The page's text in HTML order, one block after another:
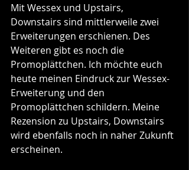
Mit Wessex und Upstairs,
Downstairs sind mittlerweile zwei
Erweiterungen erschienen. Des
Weiteren gibt es noch die
Promoplättchen. Ich möchte euch
heute meinen Eindruck zur Wessex-
Erweiterung und den
Promoplättchen schildern. Meine
Rezension zu Upstairs, Downstairs
wird ebenfalls noch in naher Zukunft
erscheinen.